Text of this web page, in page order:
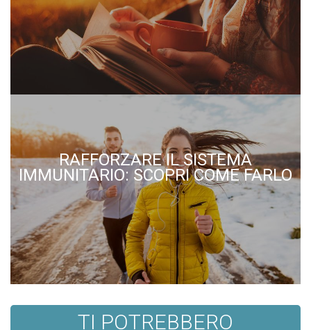
RAFFORZARE IL SISTEMA
IMMUNITARIO: SCOPRI COME FARLO
TI POTREBBERO